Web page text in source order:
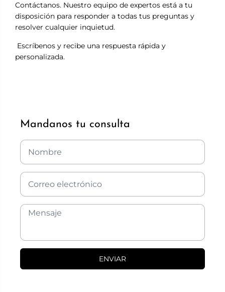
Contáctanos. Nuestro equipo de expertos está a tu
disposición para responder a todas tus preguntas y
resolver cualquier inquietud.
Escríbenos y recibe una respuesta rápida y
personalizada.
Mandanos tu consulta
ENVIAR